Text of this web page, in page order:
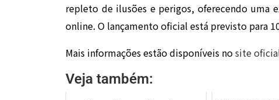
repleto de ilusões e perigos, oferecendo uma
online. O lançamento oficial está previsto para
Mais informações estão disponíveis nosite
Veja também: